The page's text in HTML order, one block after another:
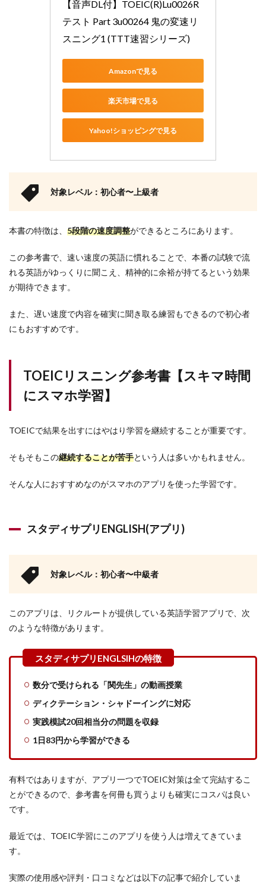
【音声DL付】TOEIC(R)Lu0026R
テスト Part 3u00264 鬼の変速リ
スニング1 (TTT速習シリーズ)
Amazonで見る
楽天市場で見る
Yahoo!ショッピングで見る
対象レベル：初心者〜上級者
本書の特徴は、 5段階の速度調整ができるところにあります。
この参考書で、速い速度の英語に慣れることで、本番の試験で流
れる英語がゆっくりに聞こえ、精神的に余裕が持てるという効果
が期待できます。
また、遅い速度で内容を確実に聞き取る練習もできるので初心者
にもおすすめです。
TOEICリスニング参考書【スキマ時間
にスマホ学習】
TOEICで結果を出すにはやはり学習を継続することが重要です。
そもそもこの継続することが苦手という人は多いかもれません。
そんな人におすすめなのがスマホのアプリを使った学習です。
スタディサプリENGLISH(アプリ)
対象レベル：初心者〜中級者
このアプリは、リクルートが提供している英語学習アプリで、次
のような特徴があります。
数分で受けられる「関先生」の動画授業
ディクテーション・シャドーイングに対応
実践模試20回相当分の問題を収録
1日83円から学習ができる
有料ではありますが、アプリ一つでTOEIC対策は全て完結するこ
とができるので、参考書を何冊も買うよりも確実にコスパは良い
です。
最近では、TOEIC学習にこのアプリを使う人は増えてきていま
す。
実際の使用感や評判・口コミなどは以下の記事で紹介していま